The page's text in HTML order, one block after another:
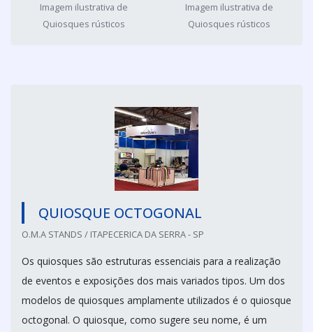
Imagem ilustrativa de
Quiosques rústicos
Imagem ilustrativa de
Quiosques rústicos
QUIOSQUE OCTOGONAL
O.M.A STANDS / ITAPECERICA DA SERRA - SP
Os quiosques são estruturas essenciais para a realização
de eventos e exposições dos mais variados tipos. Um dos
modelos de quiosques amplamente utilizados é o quiosque
octogonal. O quiosque, como sugere seu nome, é um